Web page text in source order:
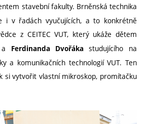
stavební fakulty. Brněnská technika
i v řadách vyučujících, a to konkrétně
z CEITEC VUT, který ukáže dětem
a Ferdinanda Dvořákastudujícího na
a komunikačních technologií VUT. Ten
si vytvořit vlastní mikroskop, promítačku